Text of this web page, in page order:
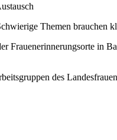
Themen brauchen
Frauenerinnerungsorte in
des